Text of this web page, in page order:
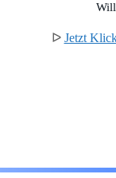
ᐅ Jetzt